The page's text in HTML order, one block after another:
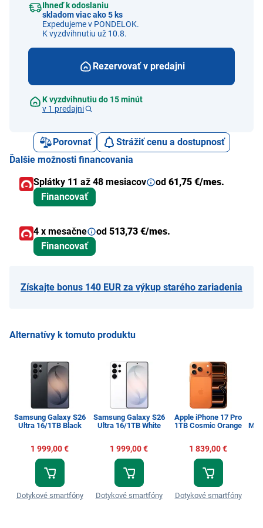
Ihneď k odoslaniu
skladom viac ako 5 ks
Expedujeme v PONDELOK.
K vyzdvihnutiu už 10.8.
Rezervovať v predajni
K vyzdvihnutiu do 15 minút
v 1 predajni
Porovnať
Strážiť cenu a dostupnosť
Ďalšie možnosti financovania
Splátky 11 až 48 mesiacov
od 61,75 €/mes.
Financovať
4 x mesačne od 513,73 €/mes.
Financovať
Získajte bonus 140 EUR za výkup starého zariadenia
Alternatívy k tomuto produktu
Samsung Galaxy S26
Ultra 16/1TB Black
1 999,00 €
Dotykové smartfóny
Samsung Galaxy S26
Ultra 16/1TB White
1 999,00 €
Dotykové smartfóny
Apple iPhone 17 Pro
1TB Cosmic Orange
1 839,00 €
Dotykové smartfóny